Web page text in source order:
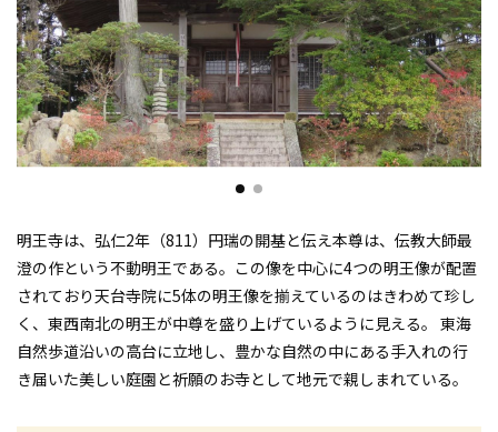
明王寺は、弘仁2年（811）円瑞の開基と伝え本尊は、伝教大師最
澄の作という不動明王である。この像を中心に4つの明王像が配置
されており天台寺院に5体の明王像を揃えているのはきわめて珍し
く、東西南北の明王が中尊を盛り上げているように見える。 東海
自然歩道沿いの高台に立地し、豊かな自然の中にある手入れの行
き届いた美しい庭園と祈願のお寺として地元で親しまれている。